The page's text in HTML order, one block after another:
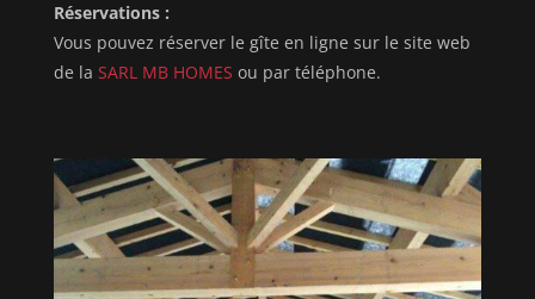
Réservations :
Vous pouvez réserver le gîte en ligne sur le site web
de la SARL MB HOMES ou par téléphone.